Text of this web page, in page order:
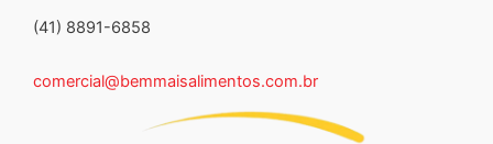
(41) 8891-6858
comercial@bemmaisalimentos.com.br